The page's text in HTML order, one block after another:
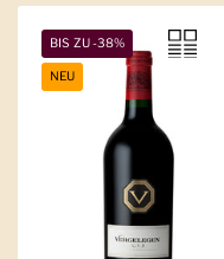
BIS ZU -38%
NEU